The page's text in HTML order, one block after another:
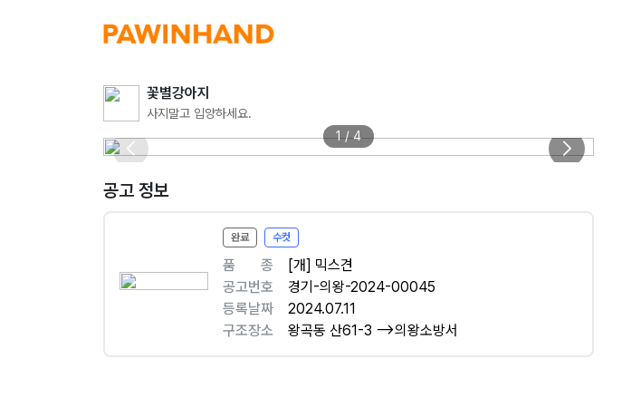
꽃별강아지
사지말고 입양하세요.
1 / 4
공고 정보
완료 수컷
품ㅤㅤ종
[개] 믹스견
공고번호
경기-의왕-2024-00045
등록날짜
2024.07.11
구조장소
왕곡동 산61-3 -->의왕소방서